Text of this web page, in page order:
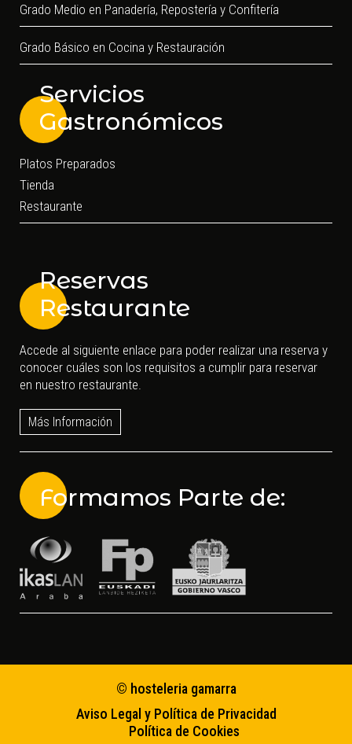
Grado Medio en Panadería, Repostería y Confitería
Grado Básico en Cocina y Restauración
Servicios
Gastronómicos
Platos Preparados
Tienda
Restaurante
Reservas
Restaurante
Accede al siguiente enlace para poder realizar una reserva y
conocer cuáles son los requisitos a cumplir para reservar
en nuestro restaurante.
Más Información
Formamos Parte de:
© hosteleria gamarra
Aviso Legal y Política de Privacidad
Política de Cookies